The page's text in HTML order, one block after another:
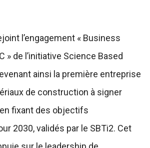
l’engagement « Business
» de l’initiative Science Based
ainsi la première entreprise
de construction à signer
fixant des objectifs
2030, validés par le SBTi2. Cet